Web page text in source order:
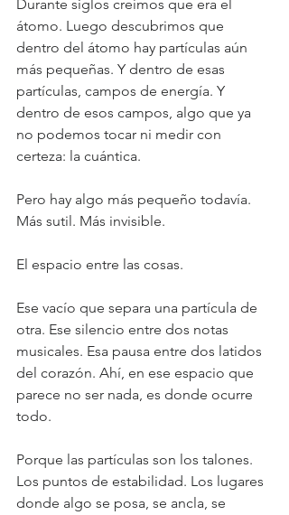
Durante siglos creímos que era el
átomo. Luego descubrimos que
dentro del átomo hay partículas aún
más pequeñas. Y dentro de esas
partículas, campos de energía. Y
dentro de esos campos, algo que ya
no podemos tocar ni medir con
certeza: la cuántica.
Pero hay algo más pequeño todavía.
Más sutil. Más invisible.
El espacio entre las cosas.
Ese vacío que separa una partícula de
otra. Ese silencio entre dos notas
musicales. Esa pausa entre dos latidos
del corazón. Ahí, en ese espacio que
parece no ser nada, es donde ocurre
todo.
Porque las partículas son los talones.
Los puntos de estabilidad. Los lugares
donde algo se posa, se ancla, se